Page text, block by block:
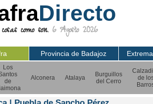
Directo
como son.6 Agosto 2026
Provincia de Badajoz
Los
de
Alconera Atalaya
Burguillos
del Cerro
de